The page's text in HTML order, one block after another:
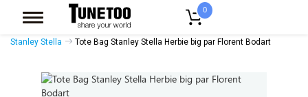
0
Accessoires Casquettes Tote Bags
Stanley Stella
Tote Bag Stanley Stella Herbie big par Florent Bodart